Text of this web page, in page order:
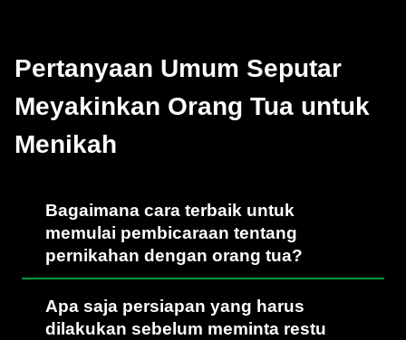
Pertanyaan Umum Seputar
Meyakinkan Orang Tua untuk
Menikah
Bagaimana cara terbaik untuk
memulai pembicaraan tentang
pernikahan dengan orang tua?
Apa saja persiapan yang harus
dilakukan sebelum meminta restu